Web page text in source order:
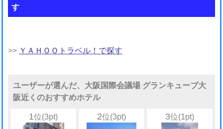
す
>> ＹＡＨＯＯトラベル！で探す
ユーザーが選んだ、大阪国際会議場 グランキューブ大
阪近くのおすすめホテル
1位(3pt) 2位(3pt) 3位(1pt)